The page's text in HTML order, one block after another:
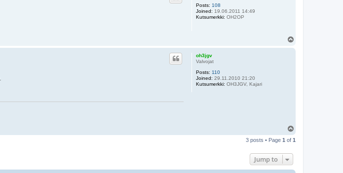
Posts: 108
Joined: 19.06.2011 14:49
Kutsumerkki: OH2OP
oh3jgv
Valvojat
Posts: 110
Joined: 29.11.2010 21:20
Kutsumerkki: OH3JGV, Kajari
p
3 posts • Page 1 of 1
Jump to